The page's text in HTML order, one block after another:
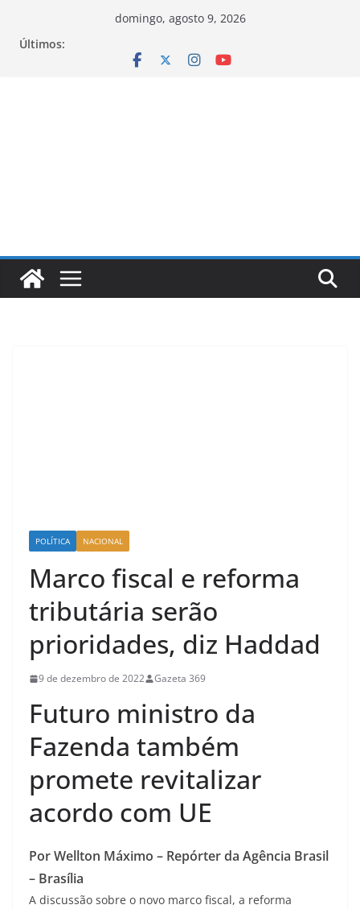
domingo, agosto 9, 2026
Últimos:
POLÍTICA NACIONAL
Marco fiscal e reforma
tributária serão
prioridades, diz Haddad
9 de dezembro de 2022 Gazeta 369
Futuro ministro da
Fazenda também
promete revitalizar
acordo com UE
Por Wellton Máximo – Repórter da Agência Brasil
– Brasília
A discussão sobre o novo marco fiscal, a reforma